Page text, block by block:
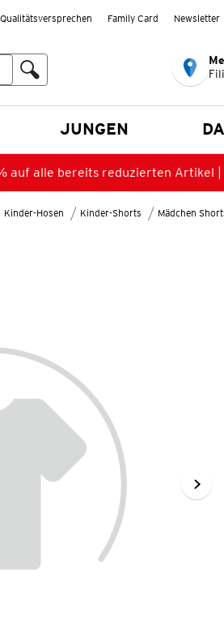
Qualitätsversprechen Family Card Newsletter
JUNGEN
auf alle bereits reduzierten Artikel |
Kinder-Hosen Kinder-Shorts Mädchen